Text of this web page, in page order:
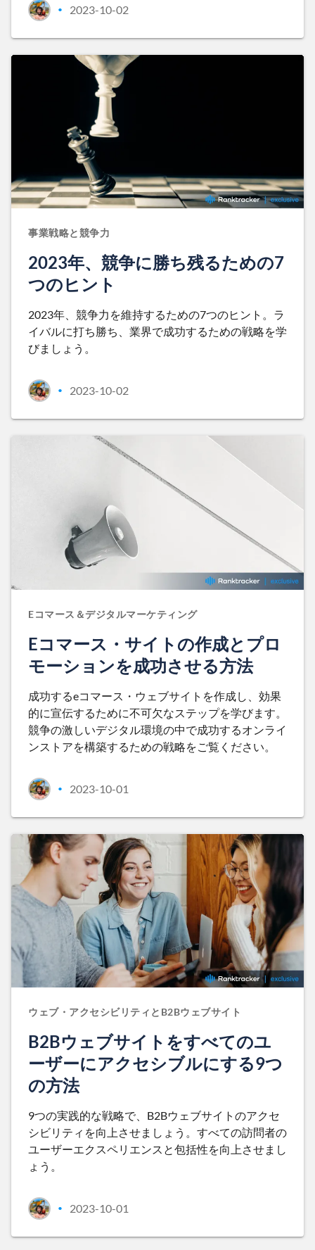
• 2023-10-02
事業戦略と競争力
2023年、競争に勝ち残るための7
つのヒント
2023年、競争力を維持するための7つのヒント。ラ
イバルに打ち勝ち、業界で成功するための戦略を学
びましょう。
• 2023-10-02
Eコマース＆デジタルマーケティング
Eコマース・サイトの作成とプロ
モーションを成功させる方法
成功するeコマース・ウェブサイトを作成し、効果
的に宣伝するために不可欠なステップを学びます。
競争の激しいデジタル環境の中で成功するオンライ
ンストアを構築するための戦略をご覧ください。
• 2023-10-01
ウェブ・アクセシビリティとB2Bウェブサイト
B2Bウェブサイトをすべてのユ
ーザーにアクセシブルにする9つ
の方法
9つの実践的な戦略で、B2Bウェブサイトのアクセ
シビリティを向上させましょう。すべての訪問者の
ユーザーエクスペリエンスと包括性を向上させまし
ょう。
• 2023-10-01